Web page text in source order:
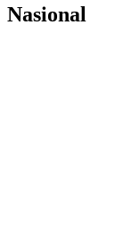
Nasional